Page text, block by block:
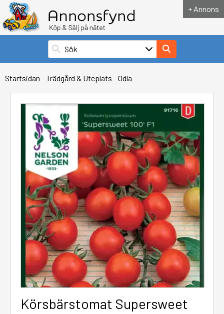
+ Annons
Startsidan -Trädgård & Uteplats -Odla
Körsbärstomat Supersweet